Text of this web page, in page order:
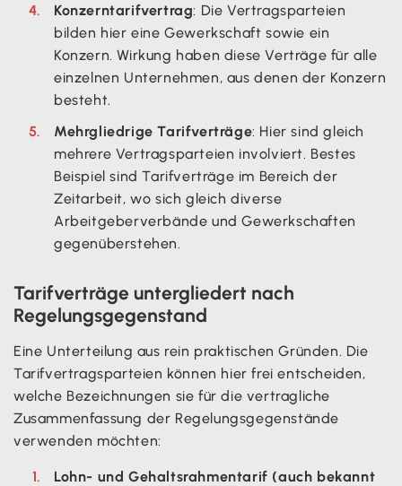
Konzerntarifvertrag: Die Vertragsparteien
bilden hier eine Gewerkschaft sowie ein
Konzern. Wirkung haben diese Verträge für alle
einzelnen Unternehmen, aus denen der Konzern
besteht.
Mehrgliedrige Tarifverträge: Hier sind gleich
mehrere Vertragsparteien involviert. Bestes
Beispiel sind Tarifverträge im Bereich der
Zeitarbeit, wo sich gleich diverse
Arbeitgeberverbände und Gewerkschaften
gegenüberstehen.
Tarifverträge untergliedert nach
Regelungsgegenstand
Eine Unterteilung aus rein praktischen Gründen. Die
Tarifvertragsparteien können hier frei entscheiden,
welche Bezeichnungen sie für die vertragliche
Zusammenfassung der Regelungsgegenstände
verwenden möchten:
Lohn- und Gehaltsrahmentarif (auch bekannt